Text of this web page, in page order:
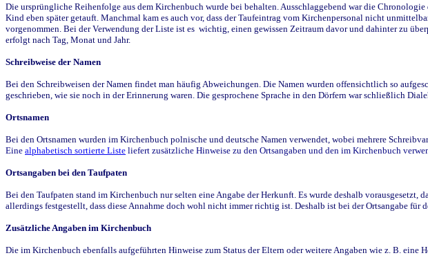
Die ursprüngliche Reihenfolge aus dem Kirchenbuch wurde bei behalten. Ausschlaggebend war die
Kind eben später getauft. Manchmal kam es auch vor, dass der Taufeintrag vom Kirchenpersonal nicht
vorgenommen. Bei der Verwendung der Liste ist es wichtig, einen gewissen Zeitraum davor und dahinter zu
erfolgt nach Tag, Monat und Jahr.
Schreibweise der Namen
Bei den Schreibweisen der Namen findet man häufig Abweichungen. Die Namen wurden offensichtlich so
geschrieben, wie sie noch in der Erinnerung waren. Die gesprochene Sprache in den Dörfern war schließlich
Ortsnamen
Bei den Ortsnamen wurden im Kirchenbuch polnische und deutsche Namen verwendet, wobei mehrere
Eine alphabetisch sortierte Liste liefert zusätzliche Hinweise zu den Ortsangaben und den im Kirchenbuch
Ortsangaben bei den Taufpaten
Bei den Taufpaten stand im Kirchenbuch nur selten eine Angabe der Herkunft. Es wurde deshalb
allerdings festgestellt, dass diese Annahme doch wohl nicht immer richtig ist. Deshalb ist bei der Ortsangabe
Zusätzliche Angaben im Kirchenbuch
Die im Kirchenbuch ebenfalls aufgeführten Hinweise zum Status der Eltern oder weitere Angaben wie z. B. eine